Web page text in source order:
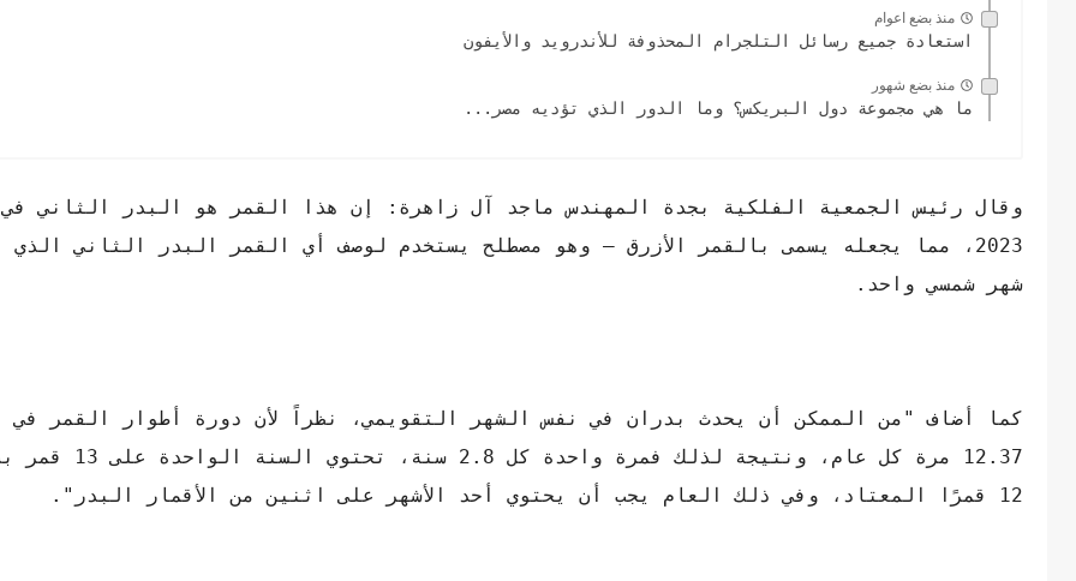
منذ بضع اعوام
استعادة جميع رسائل التلجرام المحذوفة للأندرويد والأيفون
منذ بضع شهور
ما هي مجموعة دول البريكس؟ وما الدور الذي تؤديه مصر...
وقال رئيس الجمعية الفلكية بجدة المهندس ماجد آل زاهرة: إن هذا القمر هو البدر الثاني
2023، مما يجعله يسمى بالقمر الأزرق – وهو مصطلح يستخدم لوصف أي القمر البدر الثاني الذي
شهر شمسي واحد.
كما أضاف "من الممكن أن يحدث بدران في نفس الشهر التقويمي، نظراً لأن دورة أطوار القمر في
12.37 مرة كل عام، ونتيجة لذلك
12 قمرًا المعتاد، وفي ذلك العام يجب أن يحتوي أحد الأشهر على اثنين من الأقمار البدر".